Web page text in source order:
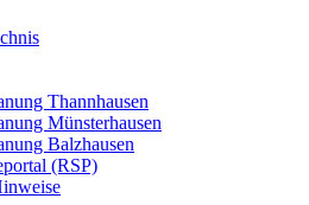
Thannhausen
Münsterhausen
Balzhausen
(RSP)